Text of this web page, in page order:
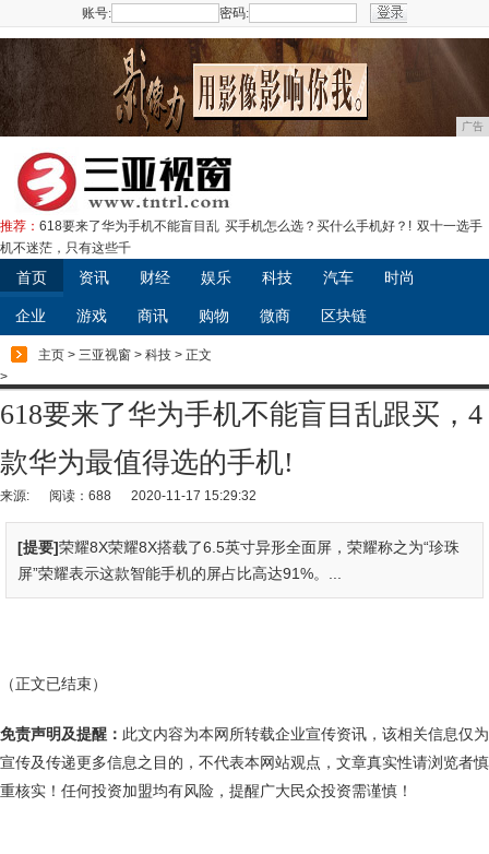
账号: 密码:
广告
推荐： 618要来了华为手机不能盲目乱 买手机怎么选？买什么手机好？! 双十一选手
机不迷茫，只有这些千
首页 资讯 财经 娱乐 科技 汽车 时尚
企业 游戏 商讯 购物 微商 区块链
主页 > 三亚视窗 > 科技 > 正文
>
618要来了华为手机不能盲目乱跟买，4
款华为最值得选的手机!
来源: 阅读：688 2020-11-17 15:29:32
[提要]荣耀8X荣耀8X搭载了6.5英寸异形全面屏，荣耀称之为“珍珠
屏”荣耀表示这款智能手机的屏占比高达91%。...
（正文已结束）
免责声明及提醒： 此文内容为本网所转载企业宣传资讯，该相关信息仅为
宣传及传递更多信息之目的，不代表本网站观点，文章真实性请浏览者慎
重核实！任何投资加盟均有风险，提醒广大民众投资需谨慎！